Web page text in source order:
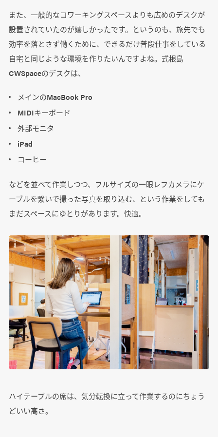
また、一般的なコワーキングスペースよりも広めのデスクが
設置されていたのが嬉しかったです。というのも、旅先でも
効率を落とさず働くために、できるだけ普段仕事をしている
自宅と同じような環境を作りたいんですよね。式根島
CWSpaceのデスクは、
メインのMacBook Pro
MIDIキーボード
外部モニタ
iPad
コーヒー
などを並べて作業しつつ、フルサイズの一眼レフカメラにケ
ーブルを繋いで撮った写真を取り込む、という作業をしても
まだスペースにゆとりがあります。快適。
ハイテーブルの席は、気分転換に立って作業するのにちょう
どいい高さ。